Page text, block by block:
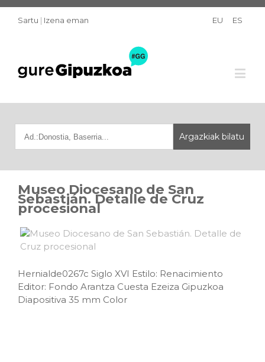
Sartu | Izena eman EU ES
Museo Diocesano de San
Sebastián. Detalle de Cruz
procesional
Hernialde0267c Siglo XVI Estilo: Renacimiento
Editor: Fondo Arantza Cuesta Ezeiza Gipuzkoa
Diapositiva 35 mm Color